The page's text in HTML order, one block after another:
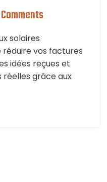
solaires
vos factures
idées reçues et
réelles grâce aux